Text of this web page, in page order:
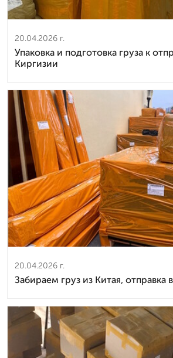
20.04.2026 г.
Упаковка и подготовка груза к
Киргизии
20.04.2026 г.
Забираем груз из Китая, отправка